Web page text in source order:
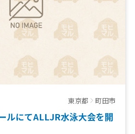
東京都 町田市
ルにてALLJR水泳大会を開